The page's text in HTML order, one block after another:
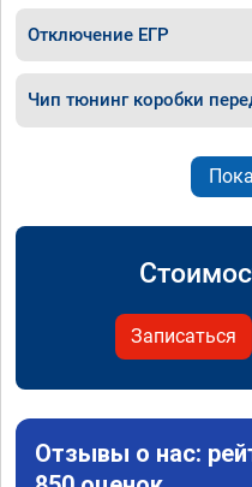
Отключение ЕГР
Чип тюнинг коробки
Записаться
Отзывы о нас: